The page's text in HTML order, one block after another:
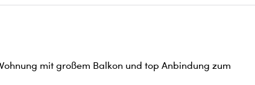
mit großem Balkon und top Anbindung zum